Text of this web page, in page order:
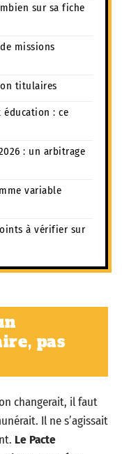
sur sa fiche
missions
titulaires
: ce
: un arbitrage
variable
à vérifier sur
pas
changerait, il faut
Il ne s’agissait
Le Pacte